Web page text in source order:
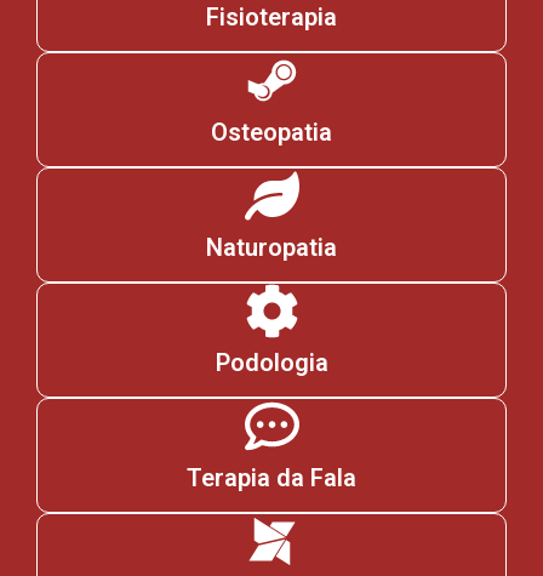
Fisioterapia
Osteopatia
Naturopatia
Podologia
Terapia da Fala